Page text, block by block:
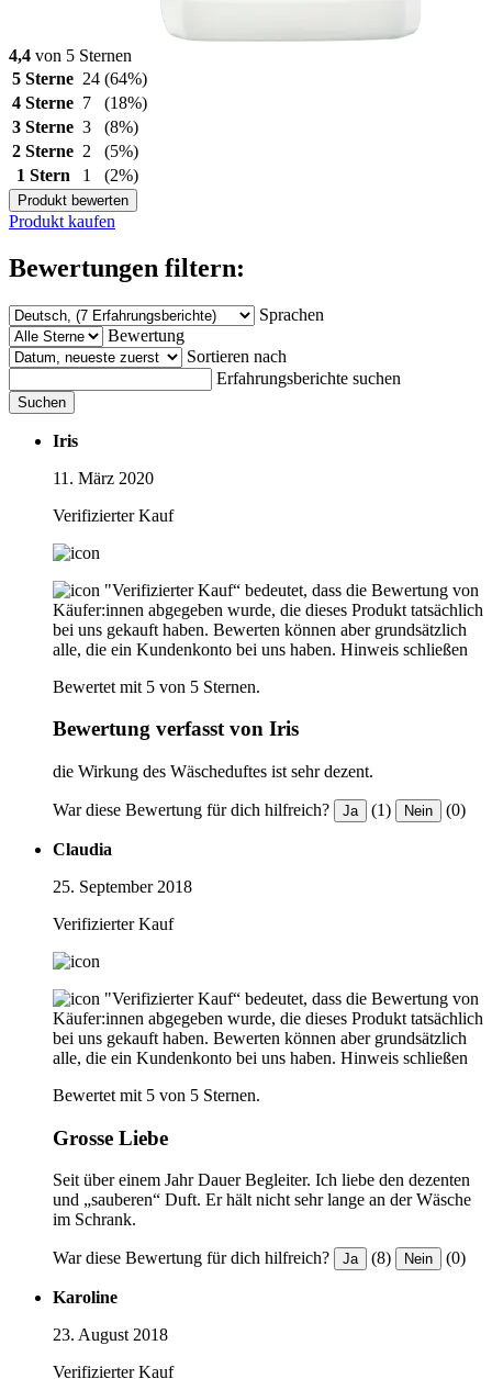
4,4 von 5 Sternen
5 Sterne 24 (64%)
4 Sterne 7
(18%)
3 Sterne 3
(8%)
2 Sterne 2
(5%)
1 Stern
1 (2%)
Produkt bewerten
Produkt kaufen
Bewertungen filtern:
Sprachen
Bewertung
Sortieren nach
Erfahrungsberichte suchen
Suchen
Iris
11. März 2020
Verifizierter Kauf
"Verifizierter Kauf“ bedeutet, dass die Bewertung von
Käufer:innen abgegeben wurde, die dieses Produkt tatsächlich
bei uns gekauft haben. Bewerten können aber grundsätzlich
alle, die ein Kundenkonto bei uns haben. Hinweis schließen
Bewertet mit 5 von 5 Sternen.
Bewertung verfasst von Iris
die Wirkung des Wäscheduftes ist sehr dezent.
War diese Bewertung für dich hilfreich? Ja (1) Nein (0)
Claudia
25. September 2018
Verifizierter Kauf
"Verifizierter Kauf“ bedeutet, dass die Bewertung von
Käufer:innen abgegeben wurde, die dieses Produkt tatsächlich
bei uns gekauft haben. Bewerten können aber grundsätzlich
alle, die ein Kundenkonto bei uns haben. Hinweis schließen
Bewertet mit 5 von 5 Sternen.
Grosse Liebe
Seit über einem Jahr Dauer Begleiter. Ich liebe den dezenten
und „sauberen“ Duft. Er hält nicht sehr lange an der Wäsche
im Schrank.
War diese Bewertung für dich hilfreich? Ja (8) Nein (0)
Karoline
23. August 2018
Verifizierter Kauf